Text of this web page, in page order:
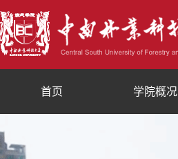
首页 学院概况